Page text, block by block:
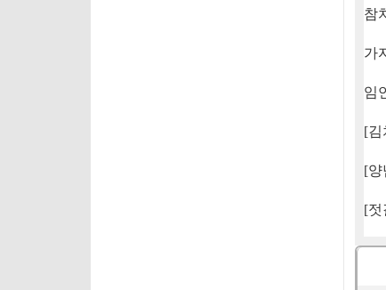
참치
가
임
[김
[양
[젓